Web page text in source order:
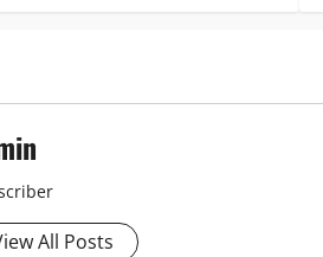
All Posts